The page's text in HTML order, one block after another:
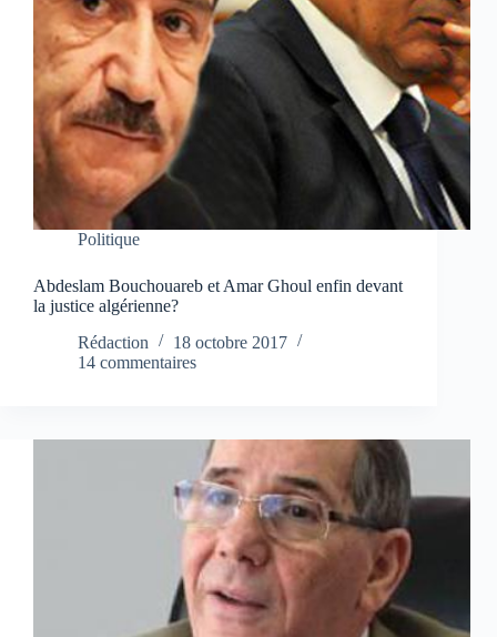
Politique
Abdeslam Bouchouareb et Amar Ghoul enfin devant
la justice algérienne?
Rédaction
18 octobre 2017
14 commentaires